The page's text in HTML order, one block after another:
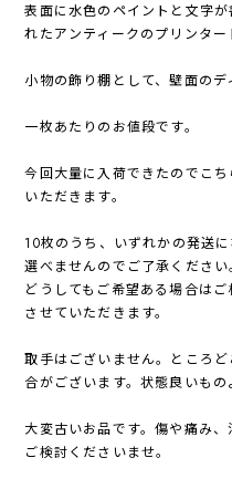
表面に水色のペイントと文字
れたアンティークのプリンター
小物の飾り棚として、壁面のデ
一枚あたりのお値段です。
今回大量に入荷できたのでこ
いただきます。
10枚のうち、いずれかの発送
選べませんのでご了承ください
どうしてもご希望ある場合は
させていただきます。
取手はございません。ところ
合がございます。状態良いもの
大変古いお品です。傷や痛み、
ご検討くださいませ。